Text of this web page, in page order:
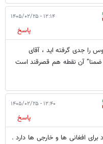
۱۲:۱۴ - ۱۴۰۵/۰۲/۲۵
پاسخ
را جدی گرفته اید ، آقای
اردیبهشت است، ضمنا” آن نقطه هم قصرقند است
۱۲:۴۰ - ۱۴۰۵/۰۲/۲۵
پاسخ
افغانی ها و خارجی ها دارد .